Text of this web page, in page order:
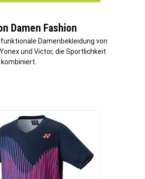
Damen Fashion
Damenbekleidung von
und Victor, die Sportlichkeit